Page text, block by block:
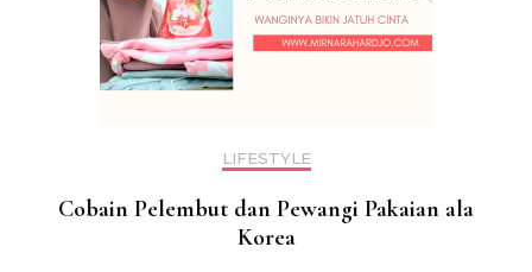
LIFESTYLE
Cobain Pelembut dan Pewangi Pakaian ala
Korea